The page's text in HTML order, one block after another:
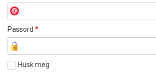
Passord *
Husk meg